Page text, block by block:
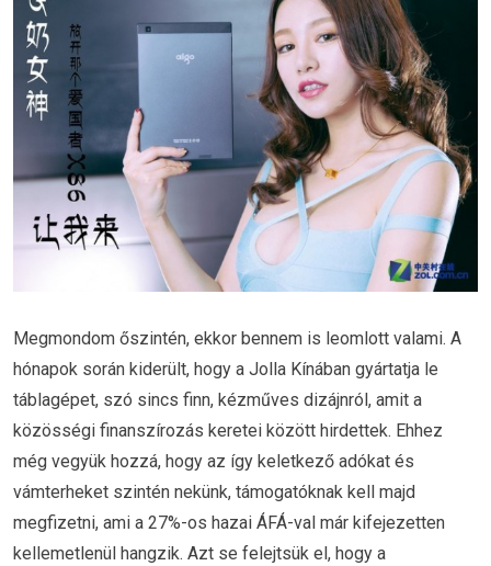
Megmondom őszintén, ekkor bennem is leomlott valami. A
hónapok során kiderült, hogy a Jolla Kínában gyártatja le
táblagépet, szó sincs finn, kézműves dizájnról, amit a
közösségi finanszírozás keretei között hirdettek. Ehhez
még vegyük hozzá, hogy az így keletkező adókat és
vámterheket szintén nekünk, támogatóknak kell majd
megfizetni, ami a 27%-os hazai ÁFÁ-val már kifejezetten
kellemetlenül hangzik. Azt se felejtsük el, hogy a